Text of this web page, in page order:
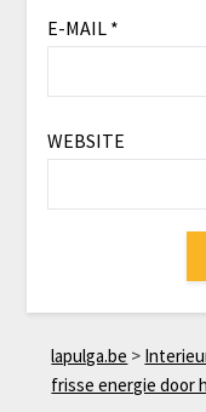
E-MAIL *
WEBSITE
lapulga.be >
frisse energie door